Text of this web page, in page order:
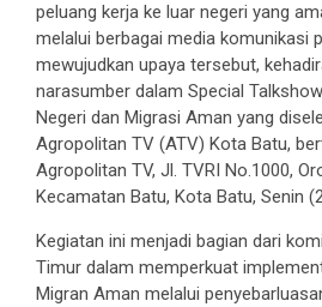
peluang kerja ke luar negeri yang
melalui berbagai media komunikasi
mewujudkan upaya tersebut,
narasumber dalam Special
Negeri dan Migrasi Aman yang
Agropolitan TV (ATV) Kota Batu,
Agropolitan TV, Jl. TVRI No.1000,
Kecamatan Batu, Kota Batu, Senin
Kegiatan ini menjadi bagian dari
Timur dalam memperkuat
Migran Aman melalui